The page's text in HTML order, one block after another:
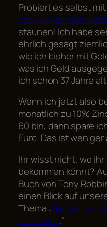
Probiert es selbst
von www.zinsen-
staunen! Ich habe
ehrlich gesagt
wie ich bisher mit
was ich Geld
ich schon 37 Jahre
Wenn ich jetzt also
monatlich zu 10%
60 bin, dann spare
Euro. Das ist
Ihr wisst nicht, wo
bekommen könnt?
Buch von Tony
einen Blick auf
Thema „Hier kannst
verdienen.“